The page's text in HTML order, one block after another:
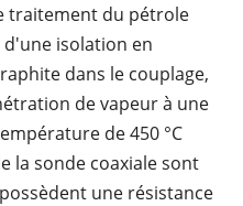
traitement du pétrole
isolation en
dans le couplage,
de vapeur à une
de 450 ­°C
la sonde coaxiale sont
une résistance